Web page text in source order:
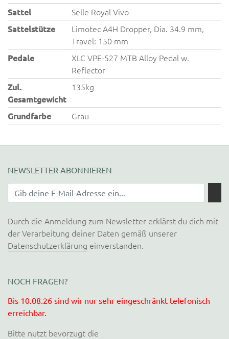
Sattel
Selle Royal Vivo
Sattelstütze
Limotec A4H Dropper, Dia. 34.9 mm,
Travel: 150 mm
Pedale
XLC VPE-527 MTB Alloy Pedal w.
Reflector
Zul.
Gesamtgewicht
135kg
Grundfarbe Grau
NEWSLETTER ABONNIEREN
Durch die Anmeldung zum Newsletter erklärst du dich mit
der Verarbeitung deiner Daten gemäß unserer
Datenschutzerklärung einverstanden.
NOCH FRAGEN?
Bis 10.08.26 sind wir nur sehr eingeschränkt telefonisch
erreichbar.
Bitte nutzt bevorzugt die